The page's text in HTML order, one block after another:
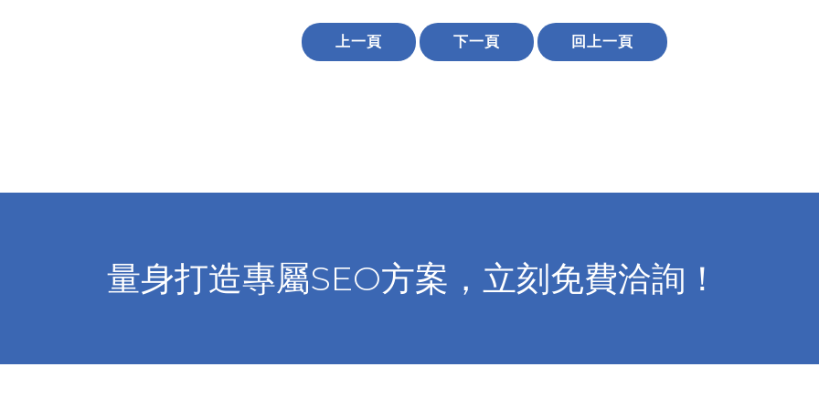
上一頁 下一頁 回上一頁
量身打造專屬SEO方案，立刻免費洽詢！